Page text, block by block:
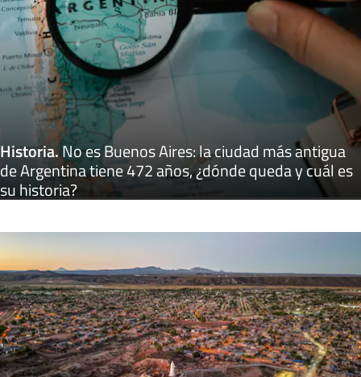
Historia.No es Buenos Aires: la ciudad más antigua
de Argentina tiene 472 años, ¿dónde queda y cuál es
su historia?